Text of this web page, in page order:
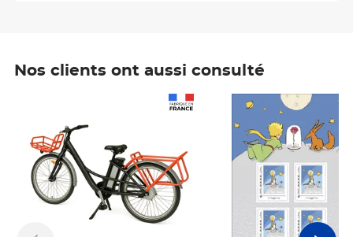
Nos clients ont aussi consulté
Prix 7,50€